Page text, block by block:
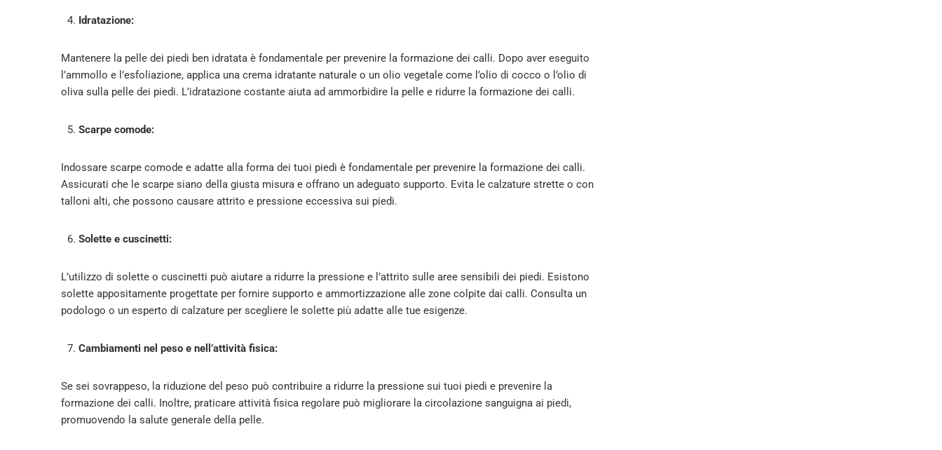
Idratazione:
Mantenere la pelle dei piedi ben idratata è fondamentale per prevenire la formazione dei calli. Dopo aver eseguito
l’ammollo e l’esfoliazione, applica una crema idratante naturale o un olio vegetale come l’olio di cocco o l’olio di
oliva sulla pelle dei piedi. L’idratazione costante aiuta ad ammorbidire la pelle e ridurre la formazione dei calli.
Scarpe comode:
Indossare scarpe comode e adatte alla forma dei tuoi piedi è fondamentale per prevenire la formazione dei calli.
Assicurati che le scarpe siano della giusta misura e offrano un adeguato supporto. Evita le calzature strette o con
talloni alti, che possono causare attrito e pressione eccessiva sui piedi.
Solette e cuscinetti:
L’utilizzo di solette o cuscinetti può aiutare a ridurre la pressione e l’attrito sulle aree sensibili dei piedi. Esistono
solette appositamente progettate per fornire supporto e ammortizzazione alle zone colpite dai calli. Consulta un
podologo o un esperto di calzature per scegliere le solette più adatte alle tue esigenze.
Cambiamenti nel peso e nell’attività fisica:
Se sei sovrappeso, la riduzione del peso può contribuire a ridurre la pressione sui tuoi piedi e prevenire la
formazione dei calli. Inoltre, praticare attività fisica regolare può migliorare la circolazione sanguigna ai piedi,
promuovendo la salute generale della pelle.